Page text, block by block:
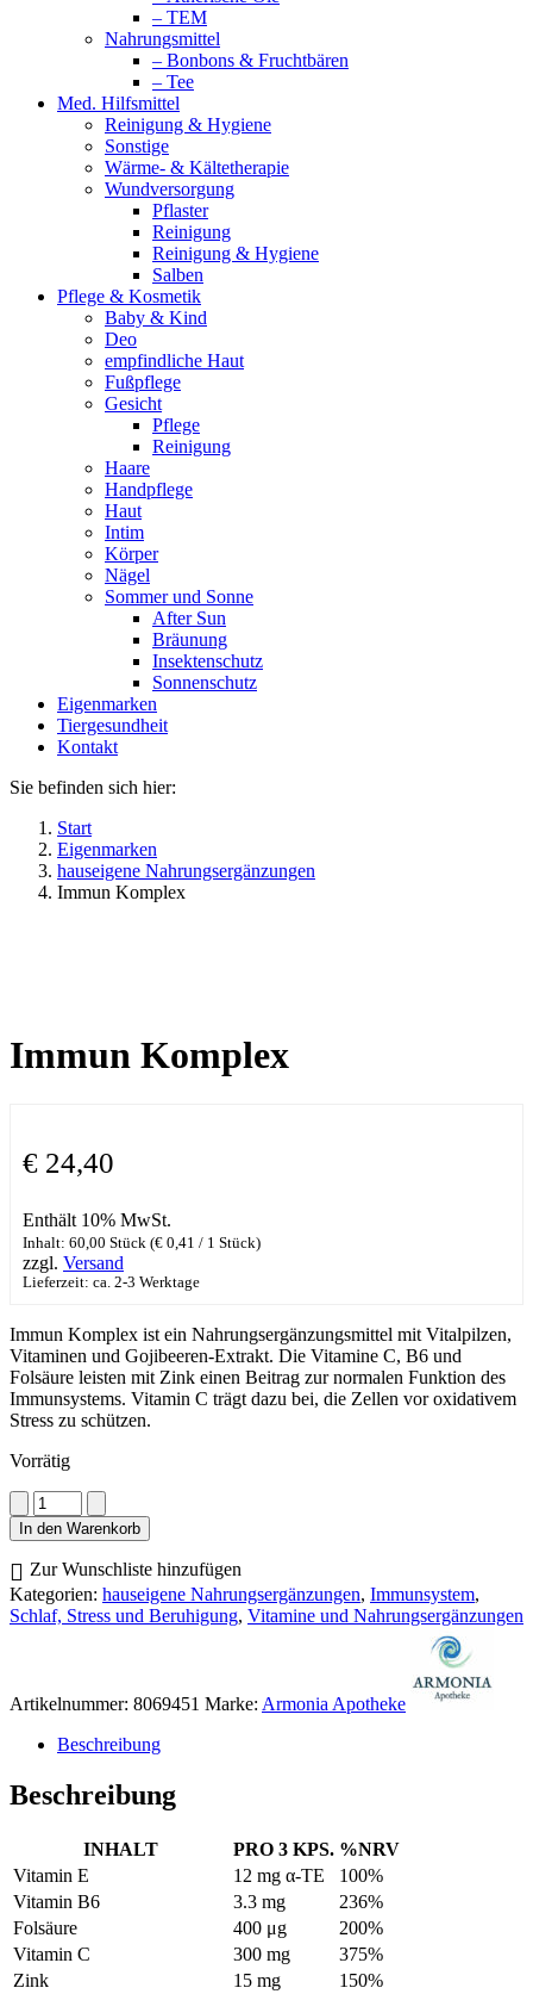
– TEM
Nahrungsmittel
– Bonbons & Fruchtbären
– Tee
Med. Hilfsmittel
Reinigung & Hygiene
Sonstige
Wärme- & Kältetherapie
Wundversorgung
Pflaster
Reinigung
Reinigung & Hygiene
Salben
Pflege & Kosmetik
Baby & Kind
Deo
empfindliche Haut
Fußpflege
Gesicht
Pflege
Reinigung
Haare
Handpflege
Haut
Intim
Körper
Nägel
Sommer und Sonne
After Sun
Bräunung
Insektenschutz
Sonnenschutz
Eigenmarken
Tiergesundheit
Kontakt
Sie befinden sich hier:
Start
Eigenmarken
hauseigene Nahrungsergänzungen
Immun Komplex
Immun Komplex
€ 24,40
Enthält 10% MwSt.
Inhalt: 60,00 Stück (€ 0,41 / 1 Stück)
zzgl. Versand
Lieferzeit: ca. 2-3 Werktage
Immun Komplex ist ein Nahrungsergänzungsmittel mit Vitalpilzen,
Vitaminen und Gojibeeren-Extrakt. Die Vitamine C, B6 und
Folsäure leisten mit Zink einen Beitrag zur normalen Funktion des
Immunsystems. Vitamin C trägt dazu bei, die Zellen vor oxidativem
Stress zu schützen.
Vorrätig
Immun
Komplex
Menge
In den Warenkorb
Zur Wunschliste hinzufügen
Kategorien: hauseigene Nahrungsergänzungen, Immunsystem,
Schlaf, Stress und Beruhigung, Vitamine und Nahrungsergänzungen
Artikelnummer: 8069451 Marke: Armonia Apotheke
Beschreibung
Beschreibung
INHALT PRO 3 KPS. %NRV
Vitamin E
12 mg α-TE
100%
Vitamin B6
3.3 mg
236%
Folsäure
400 μg
200%
Vitamin C
300 mg
375%
Zink
15 mg
150%